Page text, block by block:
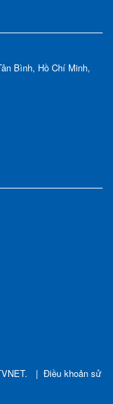
Bình, Hồ Chí Minh,
. | Điều khoản sử